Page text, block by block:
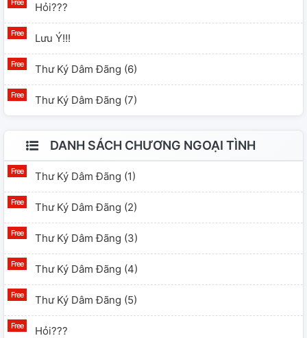
Hỏi???
Lưu Ý!!!
Thư Ký Dâm Đãng (6)
Thư Ký Dâm Đãng (7)
DANH SÁCH CHƯƠNG NGOẠI TÌNH
Thư Ký Dâm Đãng (1)
Thư Ký Dâm Đãng (2)
Thư Ký Dâm Đãng (3)
Thư Ký Dâm Đãng (4)
Thư Ký Dâm Đãng (5)
Hỏi???